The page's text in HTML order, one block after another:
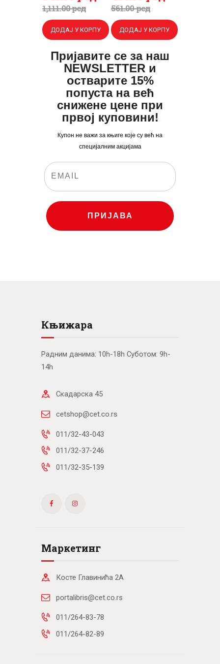
1,111.00рсд
цена
је
била:
1,111.
цена
је:
840.
ДОДАЈ У КОРПУ
561.00рсд
цена
је
била:
561
0
0
рсд.
цена
је:
430.
0
0
рсд.
ДОДАЈ У КОРПУ
Пријавите се за наш
NEWSLETTER и
остварите 15%
попуста на већ
снижене цене при
првој куповини!
Купон не важи за књиге које су већ на
специјалним акцијама
ПРИЈАВА
Књижара
Радним данима: 10h-18h Суботом: 9h-
14h
Скадарска 45
cetshop@cet.co.rs
011/32-43-043
011/32-37-246
011/32-35-139
Маркетинг
Косте Главинића 2А
portalibris@cet.co.rs
011/264-83-78
011/264-82-89